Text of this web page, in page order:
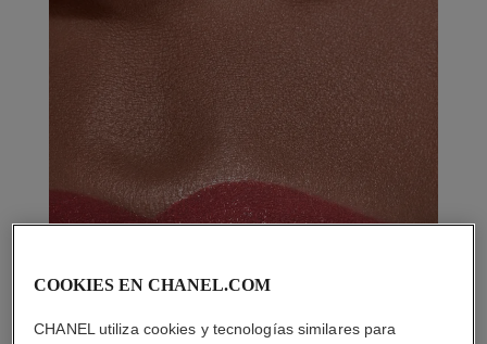
COOKIES EN CHANEL.COM
CHANEL utiliza cookies y tecnologías similares para